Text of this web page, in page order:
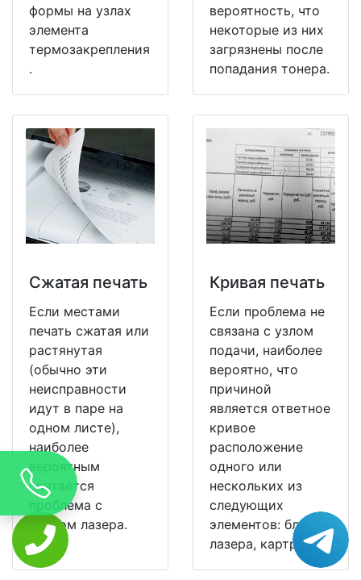
формы на узлах
элемента
термозакрепления
.
вероятность, что
некоторые из них
загрязнены после
попадания тонера.
Сжатая печать
Если местами
печать сжатая или
растянутая
(обычно эти
неисправности
идут в паре на
одном листе),
наиболее
вероятным
считается
проблема с
блоком лазера.
Кривая печать
Если проблема не
связана с узлом
подачи, наиболее
вероятно, что
причиной
является ответное
кривое
расположение
одного или
нескольких из
следующих
элементов: блок
лазера, картридж.